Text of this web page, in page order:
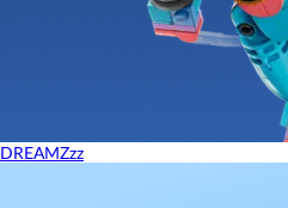
DREAMZzz